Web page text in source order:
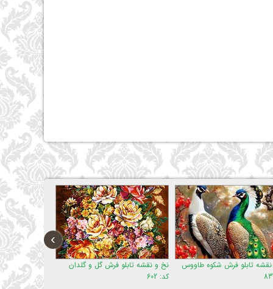
نخ و نقشه تابلو فرش گل و گلدان
نخ و نقشه تابلو فرش وان یکاد
›